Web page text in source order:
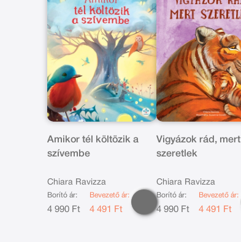
Amikor tél költözik a
szívembe
Chiara Ravizza
Borító ár:
4 990 Ft
Bevezető ár:
4 491 Ft
Vigyázok rád, mert
szeretlek
Chiara Ravizza
Borító ár:
4 990 Ft
Bevezető ár:
4 491 Ft